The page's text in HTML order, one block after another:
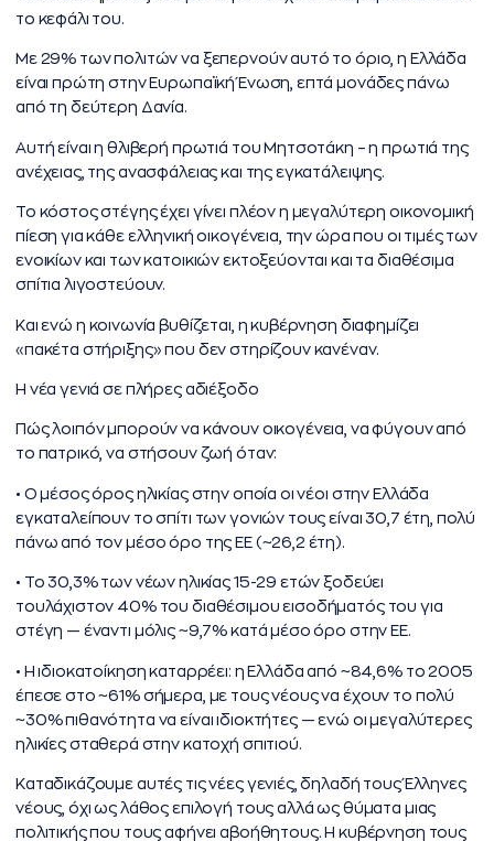
το κεφάλι του.
Με 29% των πολιτών να ξεπερνούν αυτό το όριο, η Ελλάδα
είναι πρώτη στην Ευρωπαϊκή Ένωση, επτά μονάδες πάνω
από τη δεύτερη Δανία.
Αυτή είναι η θλιβερή πρωτιά του Μητσοτάκη – η πρωτιά της
ανέχειας, της ανασφάλειας και της εγκατάλειψης.
Το κόστος στέγης έχει γίνει πλέον η μεγαλύτερη οικονομική
πίεση για κάθε ελληνική οικογένεια, την ώρα που οι τιμές των
ενοικίων και των κατοικιών εκτοξεύονται και τα διαθέσιμα
σπίτια λιγοστεύουν.
Και ενώ η κοινωνία βυθίζεται, η κυβέρνηση διαφημίζει
«πακέτα στήριξης» που δεν στηρίζουν κανέναν.
Η νέα γενιά σε πλήρες αδιέξοδο
Πώς λοιπόν μπορούν να κάνουν οικογένεια, να φύγουν από
το πατρικό, να στήσουν ζωή όταν:
• Ο μέσος όρος ηλικίας στην οποία οι νέοι στην Ελλάδα
εγκαταλείπουν το σπίτι των γονιών τους είναι 30,7 έτη, πολύ
πάνω από τον μέσο όρο της ΕΕ (~26,2 έτη).
• Το 30,3% των νέων ηλικίας 15-29 ετών ξοδεύει
τουλάχιστον 40% του διαθέσιμου εισοδήματός του για
στέγη — έναντι μόλις ~9,7% κατά μέσο όρο στην ΕΕ.
• Η ιδιοκατοίκηση καταρρέει: η Ελλάδα από ~84,6% το 2005
έπεσε στο ~61% σήμερα, με τους νέους να έχουν το πολύ
~30% πιθανότητα να είναι ιδιοκτήτες — ενώ οι μεγαλύτερες
ηλικίες σταθερά στην κατοχή σπιτιού.
Καταδικάζουμε αυτές τις νέες γενιές, δηλαδή τους Έλληνες
νέους, όχι ως λάθος επιλογή τους αλλά ως θύματα μιας
πολιτικής που τους αφήνει αβοήθητους. Η κυβέρνηση τους